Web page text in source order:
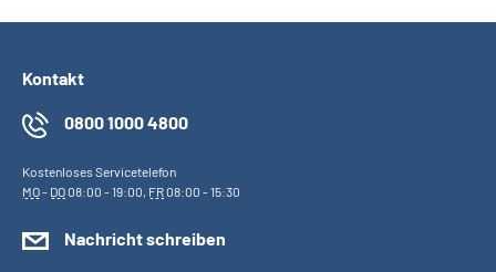
Kontakt
0800 1000 4800
Kostenloses Servicetelefon
MO- DO08:00 - 19:00, FR08:00 - 15:30
Nachricht schreiben